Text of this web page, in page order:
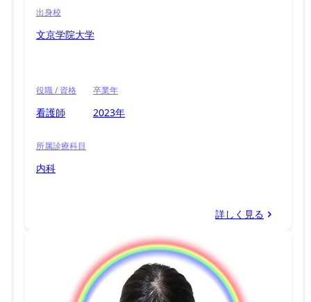
出身校
文京学院大学
役職 / 資格
看護師
卒業年
2023年
所属診療科目
内科
詳しく見る